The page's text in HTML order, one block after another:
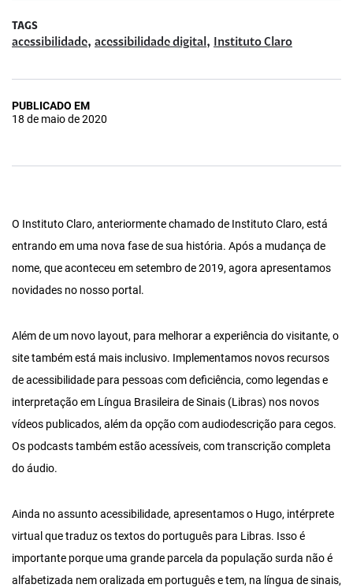
TAGS
acessibilidade, acessibilidade digital , Instituto Claro
PUBLICADO EM
18 de maio de 2020
O Instituto Claro, anteriormente chamado de Instituto Claro, está
entrando em uma nova fase de sua história. Após a mudança de
nome, que aconteceu em setembro de 2019, agora apresentamos
novidades no nosso portal.
Além de um novo layout, para melhorar a experiência do visitante, o
site também está mais inclusivo. Implementamos novos recursos
de acessibilidade para pessoas com deficiência, como legendas e
interpretação em Língua Brasileira de Sinais (Libras) nos novos
vídeos publicados, além da opção com audiodescrição para cegos.
Os podcasts também estão acessíveis, com transcrição completa
do áudio.
Ainda no assunto acessibilidade, apresentamos o Hugo, intérprete
virtual que traduz os textos do português para Libras. Isso é
importante porque uma grande parcela da população surda não é
alfabetizada nem oralizada em português e tem, na língua de sinais,